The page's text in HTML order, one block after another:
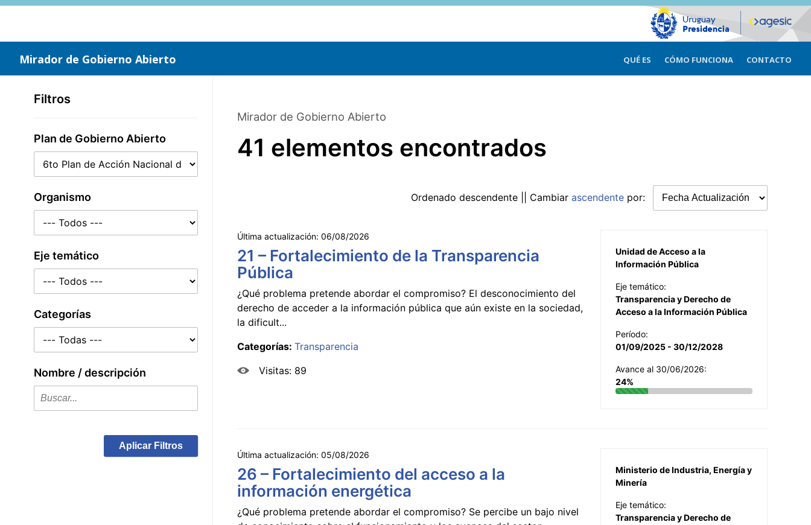
Saltar
Mirador de Gobierno Abierto QUÉ ES CÓMO FUNCIONA CONTACTO
Filtros
Plan de Gobierno Abierto
Organismo
Eje temático
Categorías
Nombre / descripción
Aplicar Filtros
Mirador de Gobierno Abierto
41 elementos encontrados
Ordenado descendente || Cambiar ascendente por:
Última actualización: 06/08/2026
21 – Fortalecimiento de la Transparencia
Pública
¿Qué problema pretende abordar el compromiso? El desconocimiento del
derecho de acceder a la información pública que aún existe en la sociedad,
la dificult...
Categorías: Transparencia
Visitas: 89
Unidad de Acceso a la
Información Pública
Eje temático:
Transparencia y Derecho de
Acceso a la Información Pública
Período:
01/09/2025 - 30/12/2028
Avance al 30/06/2026:
24%
Última actualización: 05/08/2026
26 – Fortalecimiento del acceso a la
información energética
¿Qué problema pretende abordar el compromiso? Se percibe un bajo nivel
Ministerio de Industria, Energía y
Minería
Eje temático:
Transparencia y Derecho de